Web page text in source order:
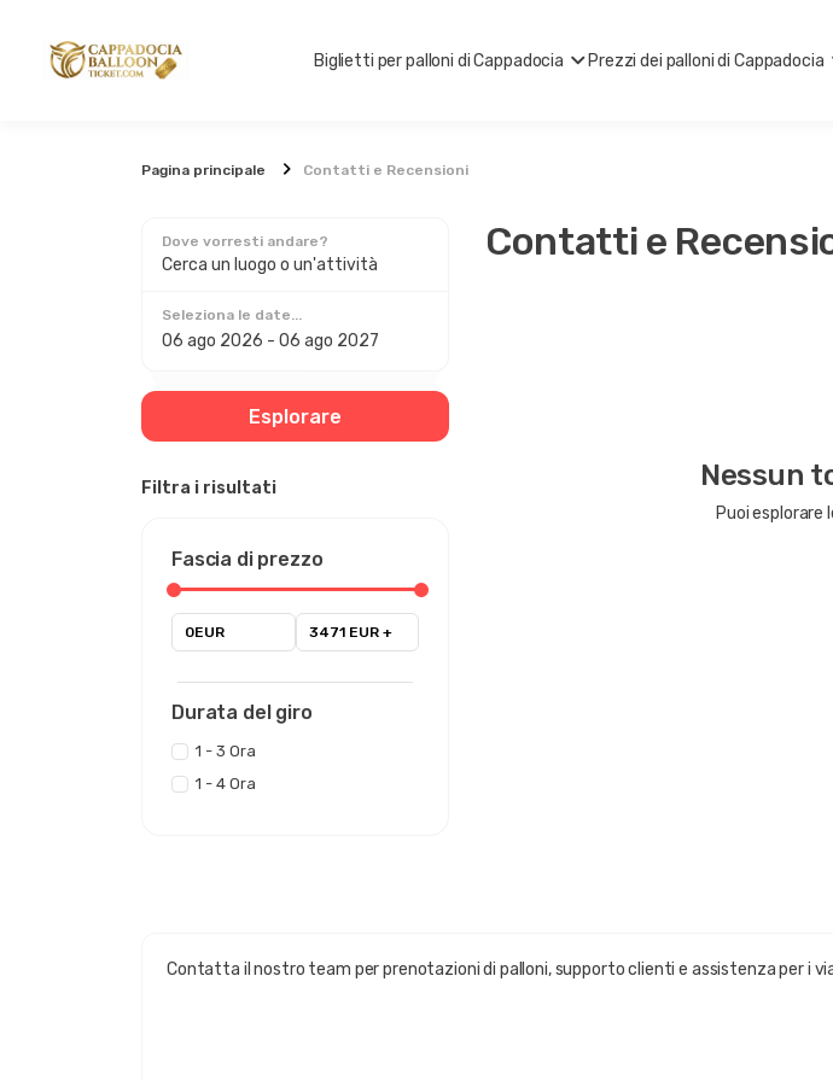
Biglietti per palloni di Cappadocia Prezzi dei palloni di Cappadocia
Pagina principale Contatti e Recensioni
Dove vorresti andare?
Cerca un luogo o un'attività
Seleziona le date...
Esplorare
Filtra i risultati
Fascia di prezzo
0EUR 3471 EUR +
Durata del giro
1 - 3 Ora
1 - 4 Ora
Contatti e
Nessun
Puoi esplorare
Contatta il nostro team per prenotazioni di palloni, supporto clienti e assistenza per i